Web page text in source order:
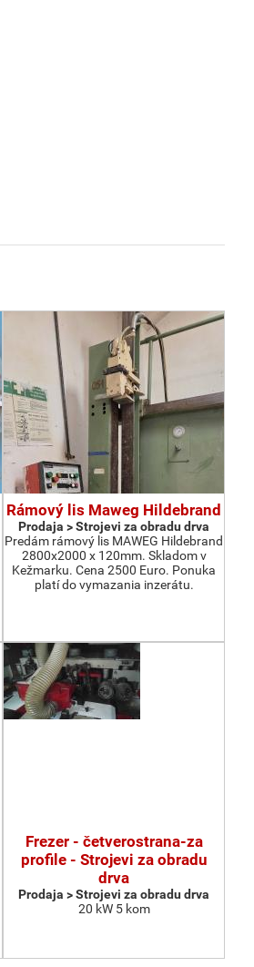
Rámový lis Maweg Hildebrand
Prodaja > Strojevi za obradu drva
Predám rámový lis MAWEG Hildebrand
2800x2000 x 120mm. Skladom v
Kežmarku. Cena 2500 Euro. Ponuka
platí do vymazania inzerátu.
Frezer - četverostrana-za
profile - Strojevi za obradu
drva
Prodaja > Strojevi za obradu drva
20 kW 5 kom